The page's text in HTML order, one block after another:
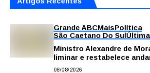
Grande ABCMaisPolítica
São Caetano Do Sul
Ministro Alexandre de
liminar e restabelece
comissão processante
08/08/2026